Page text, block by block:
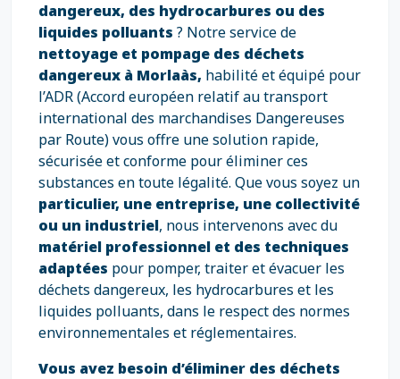
dangereux, des hydrocarbures ou des
liquides polluants ? Notre service de
nettoyage et pompage des déchets
dangereux à Morlaàs, habilité et équipé pour
l’ADR (Accord européen relatif au transport
international des marchandises Dangereuses
par Route) vous offre une solution rapide,
sécurisée et conforme pour éliminer ces
substances en toute légalité. Que vous soyez un
particulier, une entreprise, une collectivité
ou un industriel, nous intervenons avec du
matériel professionnel et des techniques
adaptées pour pomper, traiter et évacuer les
déchets dangereux, les hydrocarbures et les
liquides polluants, dans le respect des normes
environnementales et réglementaires.
Vous avez besoin d’éliminer des déchets